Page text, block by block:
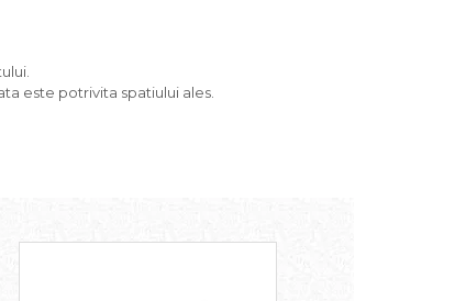
este potrivita spatiului ales.